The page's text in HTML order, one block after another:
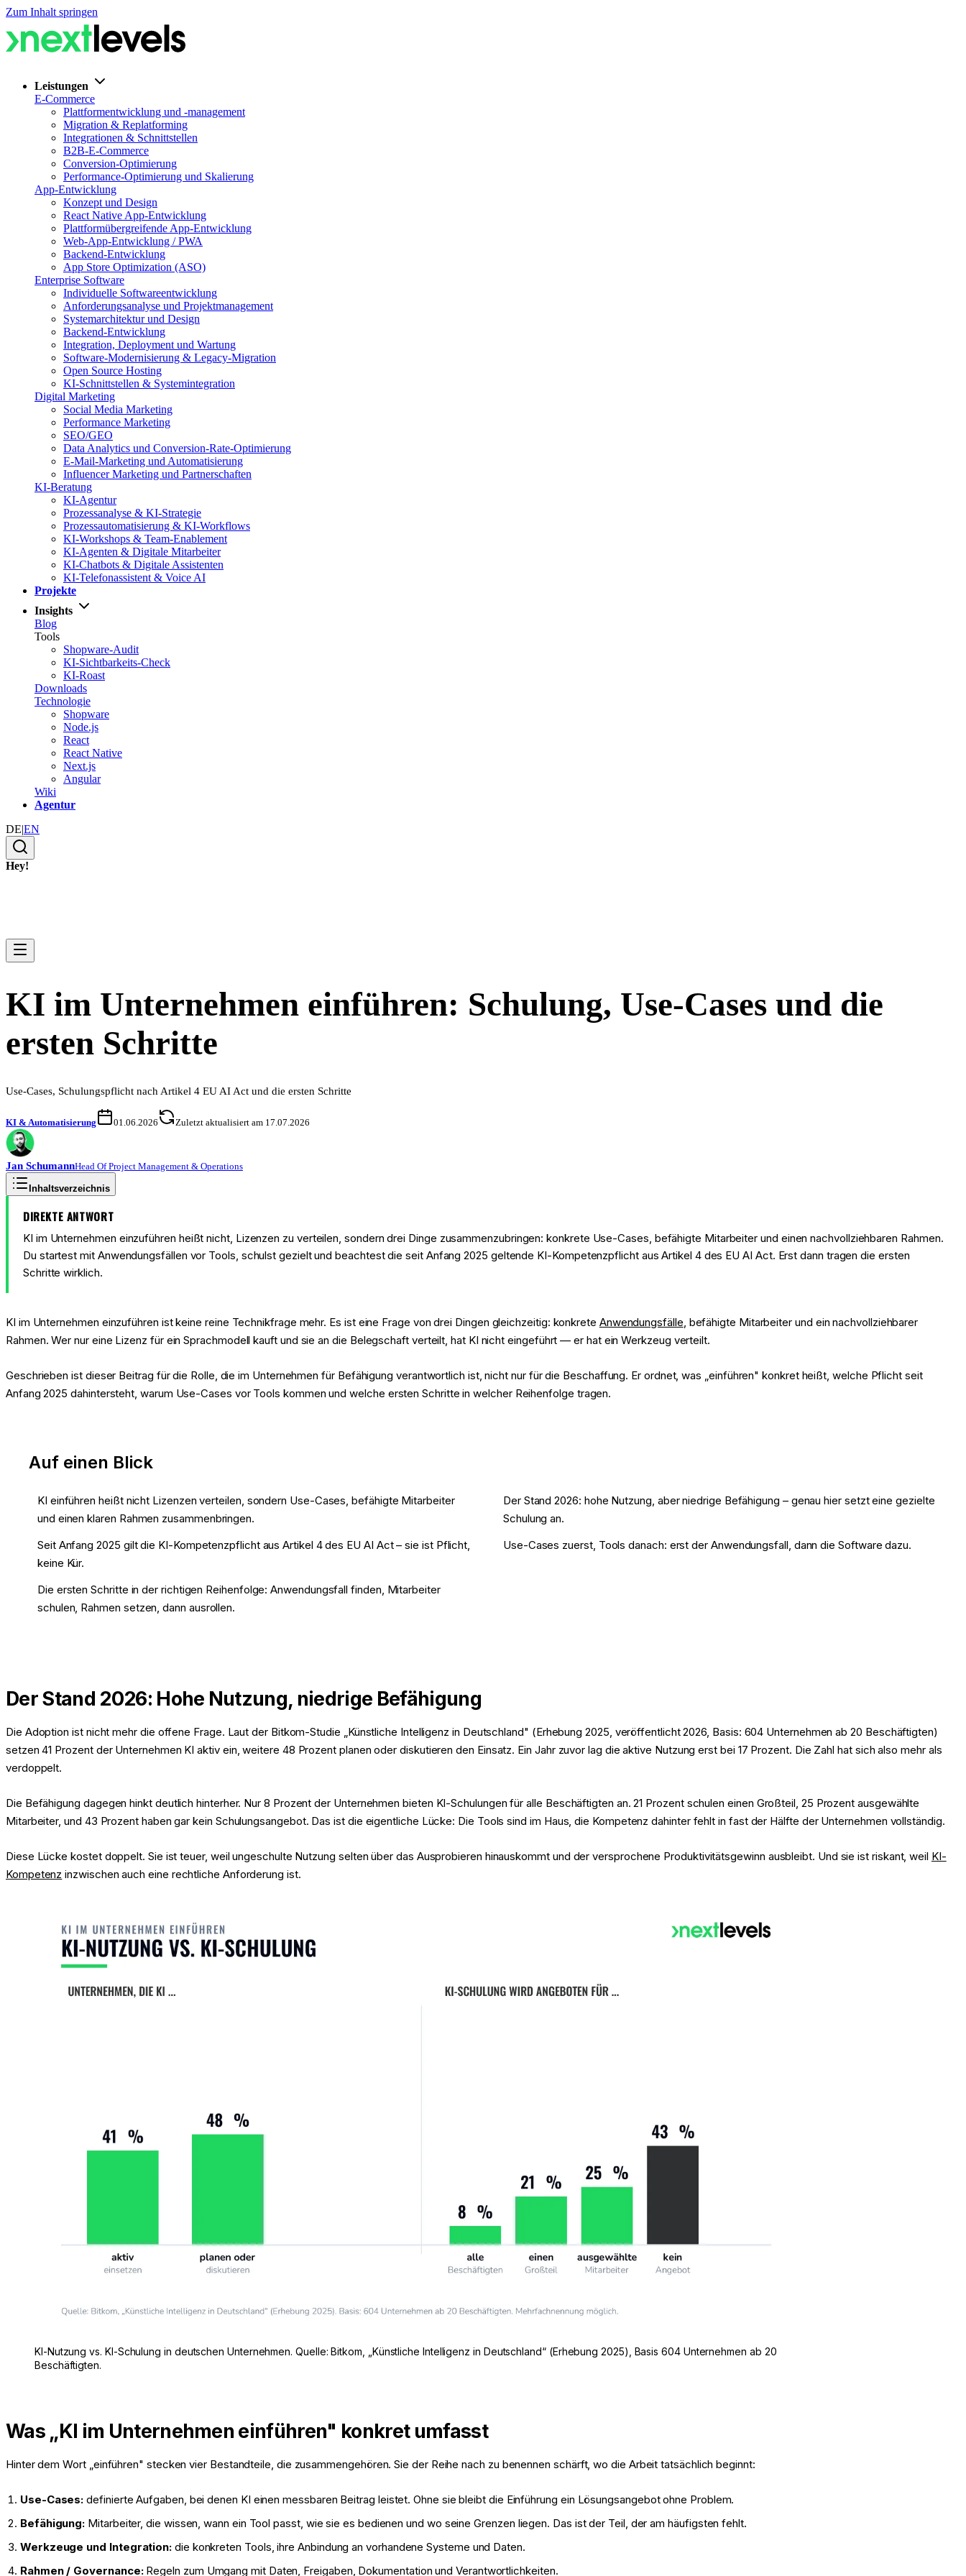
Zum Inhalt springen
Leistungen
E-Commerce
Plattformentwicklung und -management
Migration & Replatforming
Integrationen & Schnittstellen
B2B-E-Commerce
Conversion-Optimierung
Performance-Optimierung und Skalierung
App-Entwicklung
Konzept und Design
React Native App-Entwicklung
Plattformübergreifende App-Entwicklung
Web-App-Entwicklung / PWA
Backend-Entwicklung
App Store Optimization (ASO)
Enterprise Software
Individuelle Softwareentwicklung
Anforderungsanalyse und Projektmanagement
Systemarchitektur und Design
Backend-Entwicklung
Integration, Deployment und Wartung
Software-Modernisierung & Legacy-Migration
Open Source Hosting
KI-Schnittstellen & Systemintegration
Digital Marketing
Social Media Marketing
Performance Marketing
SEO/GEO
Data Analytics und Conversion-Rate-Optimierung
E-Mail-Marketing und Automatisierung
Influencer Marketing und Partnerschaften
KI-Beratung
KI-Agentur
Prozessanalyse & KI-Strategie
Prozessautomatisierung & KI-Workflows
KI-Workshops & Team-Enablement
KI-Agenten & Digitale Mitarbeiter
KI-Chatbots & Digitale Assistenten
KI-Telefonassistent & Voice AI
Projekte
Insights
Blog
Tools
Shopware-Audit
KI-Sichtbarkeits-Check
KI-Roast
Downloads
Technologie
Shopware
Node.js
React
React Native
Next.js
Angular
Wiki
Agentur
DE|EN
Hey!
KI im Unternehmen einführen: Schulung, Use-Cases und die
ersten Schritte
Use-Cases, Schulungspflicht nach Artikel 4 EU AI Act und die ersten Schritte
KI & Automatisierung 01.06.2026 Zuletzt aktualisiert am 17.07.2026
Jan SchumannHead Of Project Management & Operations
Inhaltsverzeichnis
DIREKTE ANTWORT
KI im Unternehmen einzuführen heißt nicht, Lizenzen zu verteilen, sondern drei Dinge zusammenzubringen: konkrete Use-Cases, befähigte Mitarbeiter und einen nachvollziehbaren Rahmen.
Du startest mit Anwendungsfällen vor Tools, schulst gezielt und beachtest die seit Anfang 2025 geltende KI-Kompetenzpflicht aus Artikel 4 des EU AI Act. Erst dann tragen die ersten
Schritte wirklich.
KI im Unternehmen einzuführen ist keine reine Technikfrage mehr. Es ist eine Frage von drei Dingen gleichzeitig: konkrete Anwendungsfälle, befähigte Mitarbeiter und ein nachvollziehbarer
Rahmen. Wer nur eine Lizenz für ein Sprachmodell kauft und sie an die Belegschaft verteilt, hat KI nicht eingeführt — er hat ein Werkzeug verteilt.
Geschrieben ist dieser Beitrag für die Rolle, die im Unternehmen für Befähigung verantwortlich ist, nicht nur für die Beschaffung. Er ordnet, was „einführen" konkret heißt, welche Pflicht seit
Anfang 2025 dahintersteht, warum Use-Cases vor Tools kommen und welche ersten Schritte in welcher Reihenfolge tragen.
Auf einen Blick
KI einführen heißt nicht Lizenzen verteilen, sondern Use-Cases, befähigte Mitarbeiter
und einen klaren Rahmen zusammenbringen.
Der Stand 2026: hohe Nutzung, aber niedrige Befähigung – genau hier setzt eine gezielte
Schulung an.
Seit Anfang 2025 gilt die KI-Kompetenzpflicht aus Artikel 4 des EU AI Act – sie ist Pflicht,
keine Kür.
Use-Cases zuerst, Tools danach: erst der Anwendungsfall, dann die Software dazu.
Die ersten Schritte in der richtigen Reihenfolge: Anwendungsfall finden, Mitarbeiter
schulen, Rahmen setzen, dann ausrollen.
Der Stand 2026: Hohe Nutzung, niedrige Befähigung
Die Adoption ist nicht mehr die offene Frage. Laut der Bitkom-Studie „Künstliche Intelligenz in Deutschland" (Erhebung 2025, veröffentlicht 2026, Basis: 604 Unternehmen ab 20 Beschäftigten)
setzen 41 Prozent der Unternehmen KI aktiv ein, weitere 48 Prozent planen oder diskutieren den Einsatz. Ein Jahr zuvor lag die aktive Nutzung erst bei 17 Prozent. Die Zahl hat sich also mehr als
verdoppelt.
Die Befähigung dagegen hinkt deutlich hinterher. Nur 8 Prozent der Unternehmen bieten KI-Schulungen für alle Beschäftigten an. 21 Prozent schulen einen Großteil, 25 Prozent ausgewählte
Mitarbeiter, und 43 Prozent haben gar kein Schulungsangebot. Das ist die eigentliche Lücke: Die Tools sind im Haus, die Kompetenz dahinter fehlt in fast der Hälfte der Unternehmen vollständig.
Diese Lücke kostet doppelt. Sie ist teuer, weil ungeschulte Nutzung selten über das Ausprobieren hinauskommt und der versprochene Produktivitätsgewinn ausbleibt. Und sie ist riskant, weil KI-
Kompetenz inzwischen auch eine rechtliche Anforderung ist.
KI-Nutzung vs. KI-Schulung in deutschen Unternehmen. Quelle: Bitkom, „Künstliche Intelligenz in Deutschland“ (Erhebung 2025), Basis 604 Unternehmen ab 20
Beschäftigten.
Was „KI im Unternehmen einführen" konkret umfasst
Hinter dem Wort „einführen" stecken vier Bestandteile, die zusammengehören. Sie der Reihe nach zu benennen schärft, wo die Arbeit tatsächlich beginnt:
Use-Cases: definierte Aufgaben, bei denen KI einen messbaren Beitrag leistet. Ohne sie bleibt die Einführung ein Lösungsangebot ohne Problem.
Befähigung: Mitarbeiter, die wissen, wann ein Tool passt, wie sie es bedienen und wo seine Grenzen liegen. Das ist der Teil, der am häufigsten fehlt.
Werkzeuge und Integration: die konkreten Tools, ihre Anbindung an vorhandene Systeme und Daten.
Rahmen / Governance:Regeln zum Umgang mit Daten, Freigaben, Dokumentation und Verantwortlichkeiten.